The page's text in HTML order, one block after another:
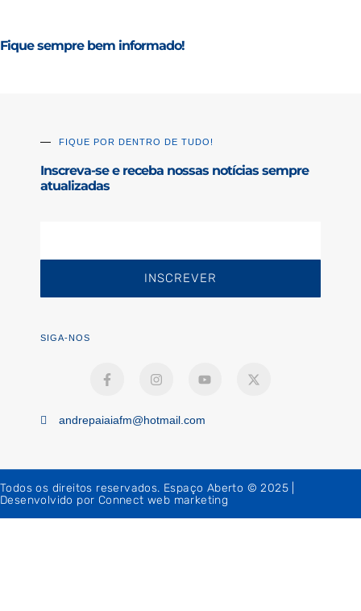
Fique sempre bem informado!
FIQUE POR DENTRO DE TUDO!
Inscreva-se e receba nossas notícias sempre
atualizadas
INSCREVER
SIGA-NOS
andrepaiaiafm@hotmail.com
Todos os direitos reservados. Espaço Aberto © 2025 |
Desenvolvido por Connect web marketing